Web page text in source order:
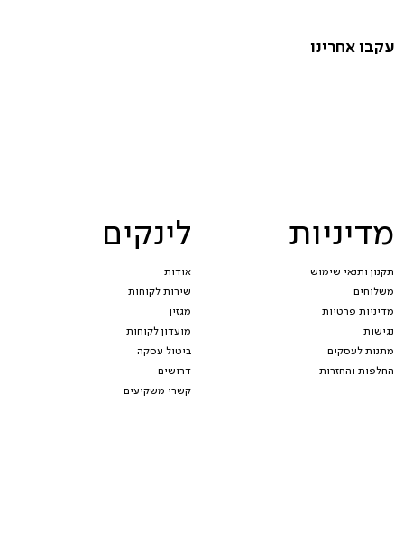
מדיניות
תקנון ותנאי שימוש
משלוחים
מדיניות פרטיות
נגישות
מתנות לעסקים
החלפות והחזרות
לינקים
אודות
שירות לקוחות
מגזין
מועדון לקוחות
ביטול עסקה
דרושים
קשרי משקיעים
עקבו אחרינו